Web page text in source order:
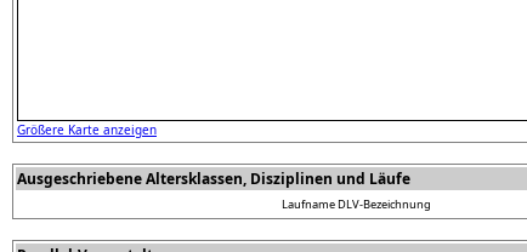
Größere Karte anzeigen
Ausgeschriebene Altersklassen, Disziplinen und Läufe
LaufnameDLV-Bezeichnung